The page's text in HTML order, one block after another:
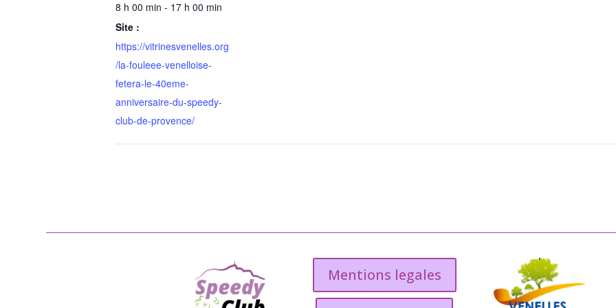
8 h 00 min - 17 h 00 min
Site :
https://vitrinesvenelles.org
/la-fouleee-venelloise-
fetera-le-40eme-
anniversaire-du-speedy-
club-de-provence/
Mentions legales